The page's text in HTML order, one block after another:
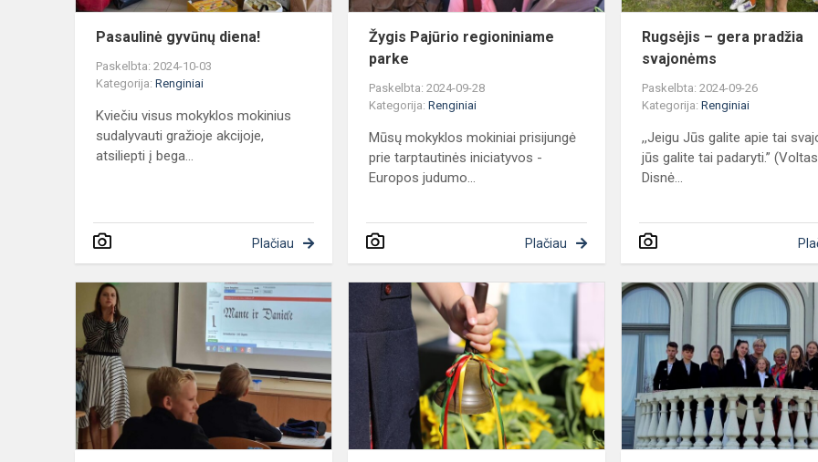
Pasaulinė gyvūnų diena!
Paskelbta: 2024-10-03
Kategorija: Renginiai
Kviečiu visus mokyklos mokinius
sudalyvauti gražioje akcijoje,
atsiliepti į bega...
Plačiau
Žygis Pajūrio regioniniame
parke
Paskelbta: 2024-09-28
Kategorija:Renginiai
Mūsų mokyklos mokiniai prisijungė
prie tarptautinės iniciatyvos -
Europos judumo...
Plačiau
Rugsėjis – gera pradžia
svajonėms
Paskelbta: 2024-09-26
Kategorija:Renginiai
,,Jeigu Jūs galite apie tai
jūs galite tai padaryti.” (Voltas
Disnė...
Edukacinės
skirtos
Europos
kalbų
dienai
Čia
laimingi
vaikai!